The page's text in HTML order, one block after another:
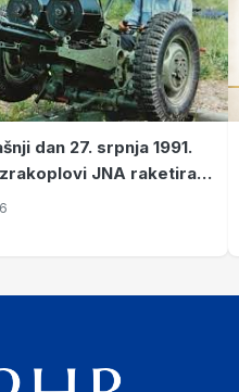
dan 27. srpnja 1991.
JNA raketirali
i obučni centar "Nikola